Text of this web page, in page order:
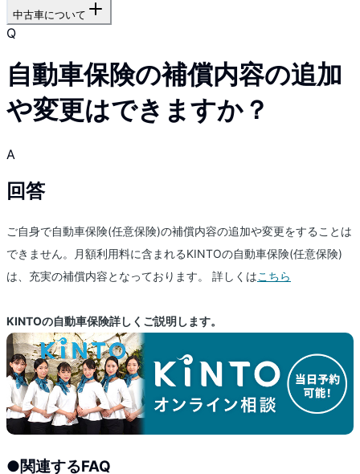
中古車について
Q
自動車保険の補償内容の追加
や変更はできますか？
A
回答
ご自身で自動車保険(任意保険)の補償内容の追加や変更をすることは
できません。月額利用料に含まれるKINTOの自動車保険(任意保険)
は、充実の補償内容となっております。 詳しくはこちら
KINTOの自動車保険詳しくご説明します。
●関連するFAQ